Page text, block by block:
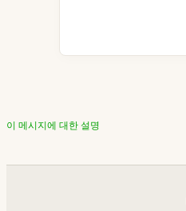
이 메시지에 대한 설명